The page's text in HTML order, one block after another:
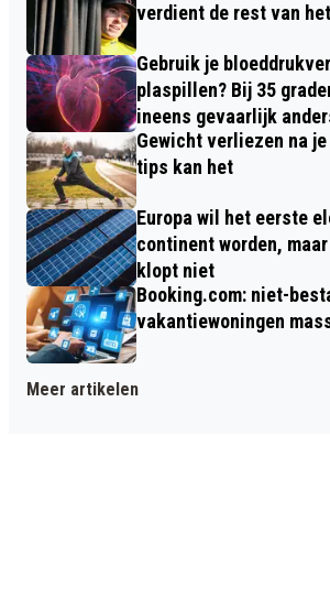
verdient de rest van
Gebruik je
plaspillen? Bij 35
ineens gevaarlijk
Gewicht verliezen na
tips kan het
Europa wil het eerste
continent worden,
klopt niet
Booking.com: niet-
vakantiewoningen
Meer artikelen